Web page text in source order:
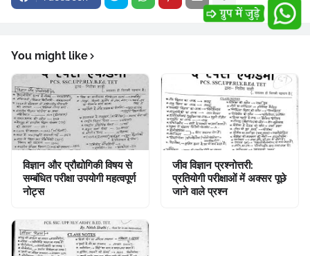
You might like
विज्ञान और प्रौद्योगिकी विषय से
सम्बंधित परीक्षा उपयोगी महत्वपूर्ण
नोट्स
जीव विज्ञान प्रश्नोत्तरी:
प्रतियोगी परीक्षाओं में अक्सर पूछे
जाने वाले प्रश्न